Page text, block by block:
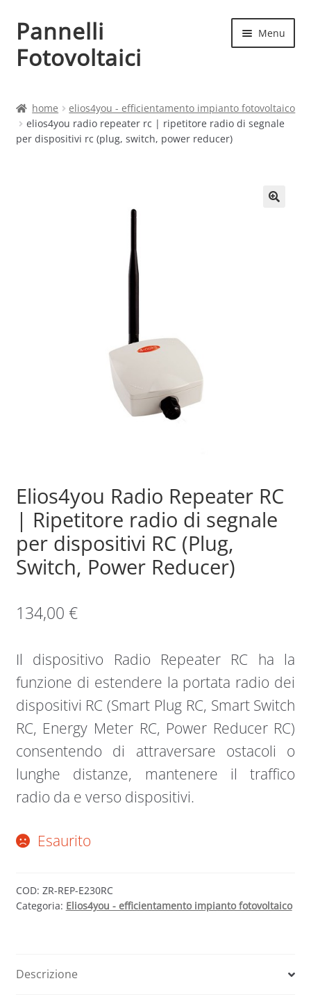
Vai
alla
navigazione
Vai
al
contenuto
Pannelli
Fotovoltaici
Menu
Cart
home
elios4you - efficientamento impianto fotovoltaico
elios4you radio repeater rc | ripetitore radio di segnale
per dispositivi rc (plug, switch, power reducer)
Elios4you Radio Repeater RC
| Ripetitore radio di segnale
per dispositivi RC (Plug,
Switch, Power Reducer)
134,00 €
Il dispositivo Radio Repeater RC ha la
funzione di estendere la portata radio dei
dispositivi RC (Smart Plug RC, Smart Switch
RC, Energy Meter RC, Power Reducer RC)
consentendo di attraversare ostacoli o
lunghe distanze, mantenere il traffico
radio da e verso dispositivi.
Esaurito
COD: ZR-REP-E230RC
Categoria: Elios4you - efficientamento impianto fotovoltaico
Descrizione